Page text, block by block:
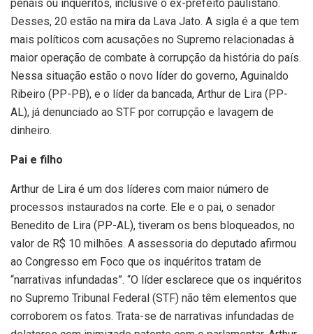
penais ou inquéritos, inclusive o ex-prefeito paulistano.
Desses, 20 estão na mira da Lava Jato. A sigla é a que tem
mais políticos com acusações no Supremo relacionadas à
maior operação de combate à corrupção da história do país.
Nessa situação estão o novo líder do governo, Aguinaldo
Ribeiro (PP-PB), e o líder da bancada, Arthur de Lira (PP-
AL), já denunciado ao STF por corrupção e lavagem de
dinheiro.
Pai e filho
Arthur de Lira é um dos líderes com maior número de
processos instaurados na corte. Ele e o pai, o senador
Benedito de Lira (PP-AL), tiveram os bens bloqueados, no
valor de R$ 10 milhões. A assessoria do deputado afirmou
ao Congresso em Foco que os inquéritos tratam de
“narrativas infundadas”. “O líder esclarece que os inquéritos
no Supremo Tribunal Federal (STF) não têm elementos que
corroborem os fatos. Trata-se de narrativas infundadas de